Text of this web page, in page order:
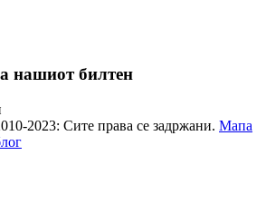
нашиот билтен
2023: Сите права се задржани. Мапа